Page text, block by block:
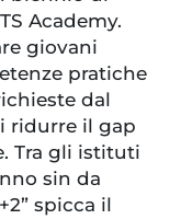
Academy.
giovani
pratiche
dal
ridurre il gap
Tra gli istituti
sin da
spicca il